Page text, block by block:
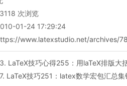
次浏览
01-24 17:29:24
www.latexstudio.net/archives/
LaTeX技巧心得255：用laTeX排版大
LaTeX技巧251：latex数学宏包汇总集